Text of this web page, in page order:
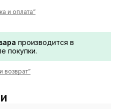
и оплата”
производится в
покупки.
возврат”